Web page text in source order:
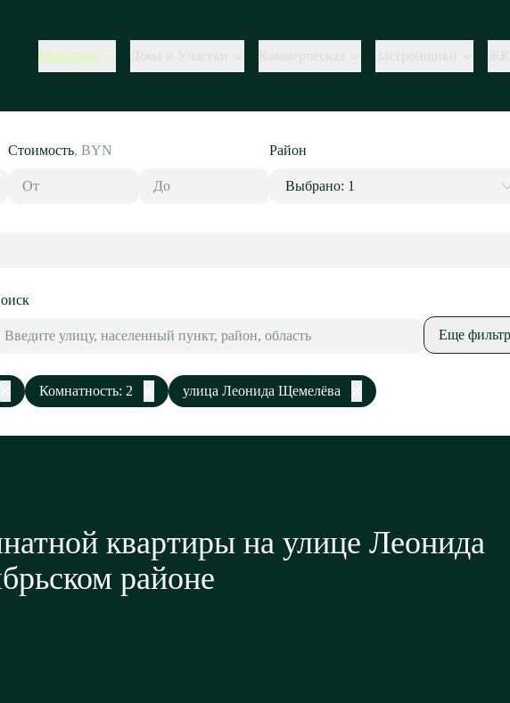
Квартиры Дома и Участки Коммерческая Застройщики ЖК
Стоимость,BYN Район
Выбрано: 1
Еще
Комнатность: 2 улица Леонида Щемелёва
квартиры на улице Леонида
районе